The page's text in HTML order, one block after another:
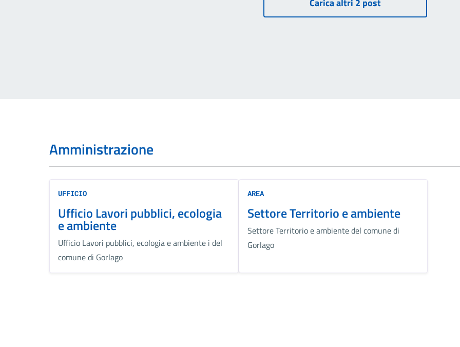
Amministrazione
UFFICIO
Ufficio Lavori pubblici, ecologia
e ambiente
Ufficio Lavori pubblici, ecologia e ambiente i del
comune di Gorlago
AREA
Settore Territorio e ambiente
Settore Territorio e ambiente del comune di
Gorlago